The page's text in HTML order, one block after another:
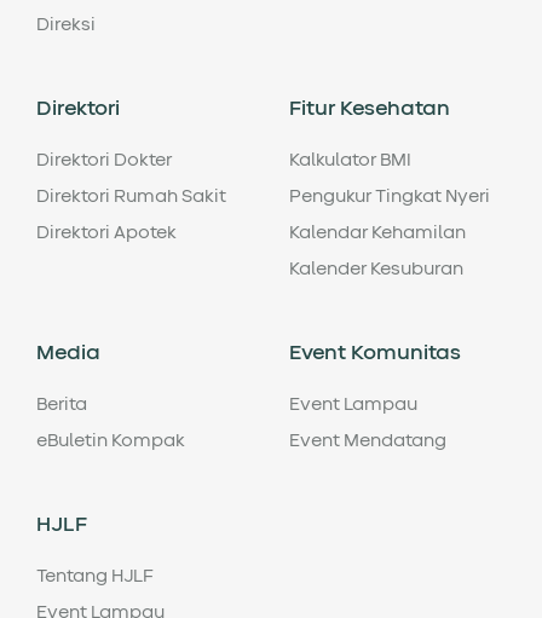
Direksi
Direktori
Direktori Dokter
Direktori Rumah Sakit
Direktori Apotek
Fitur Kesehatan
Kalkulator BMI
Pengukur Tingkat Nyeri
Kalendar Kehamilan
Kalender Kesuburan
Media
Berita
eBuletin Kompak
Event Komunitas
Event Lampau
Event Mendatang
HJLF
Tentang HJLF
Event Lampau